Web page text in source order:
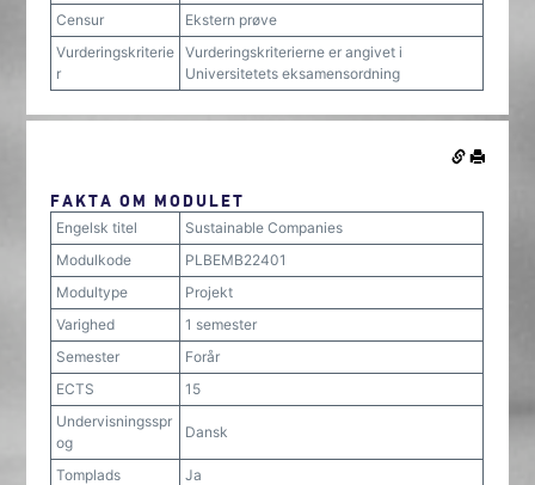
Censur
Ekstern prøve
Vurderingskriterie
r
Vurderingskriterierne er angivet i
Universitetets eksamensordning
FAKTA OM MODULET
Engelsk titel
Sustainable Companies
Modulkode
PLBEMB22401
Modultype
Projekt
Varighed
1 semester
Semester
Forår
ECTS
15
Undervisningsspr
og
Dansk
Tomplads
Ja